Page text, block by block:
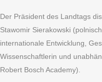
Der Präsident des Landtags
Stawomir Sierakowski
internationale Entwicklung,
Wissenschaftlerin und
Robert Bosch Academy).